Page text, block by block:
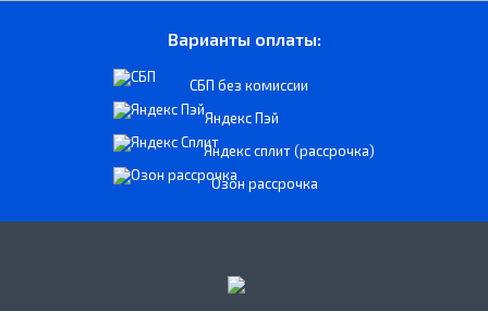
Варианты оплаты:
СБП без комиссии
Яндекс Пэй
Яндекс сплит (рассрочка)
Озон рассрочка